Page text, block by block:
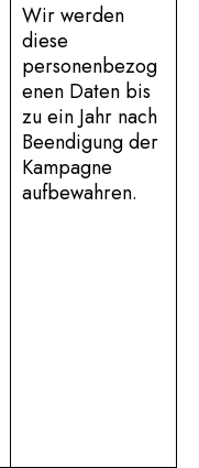
Wir werden
diese
personenbezog
enen Daten bis
zu ein Jahr nach
Beendigung der
Kampagne
aufbewahren.